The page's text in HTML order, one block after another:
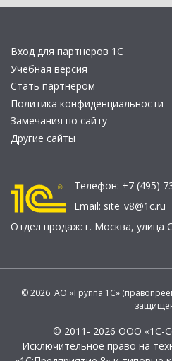
Вход для партнеров 1С
Учебная версия
Стать партнером
Политика конфиденциальности
Замечания по сайту
Другие сайты
Телефон: +7 (495)
Email: site_v8@1c.ru
Отдел продаж: г. Москва, улица
© 2026 АО «Группа 1С»
© 2011- 2026 ООО «1С-
Исключительное право на